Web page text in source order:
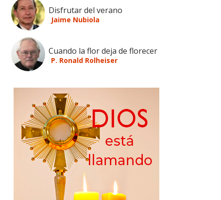
Disfrutar del verano
Jaime Nubiola
Cuando la flor deja de florecer
P. Ronald Rolheiser